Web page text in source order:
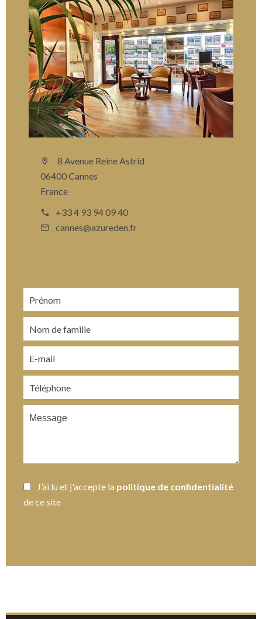
8 Avenue Reine Astrid
06400 Cannes
France
+33 4 93 94 09 40
cannes@azureden.fr
J’ai lu et j'accepte la politique de confidentialité
de ce site